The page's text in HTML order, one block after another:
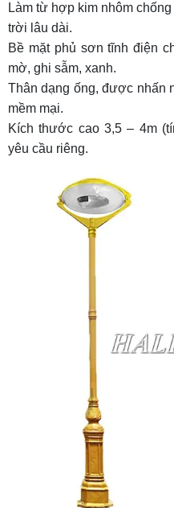
Làm từ hợp kim nhôm
trời lâu dài.
Bề mặt phủ sơn tĩnh điện
mờ, ghi sẫm, xanh.
Thân dạng ống, được nhấn
mềm mại.
Kích thước cao 3,5 – 4m
yêu cầu riêng.